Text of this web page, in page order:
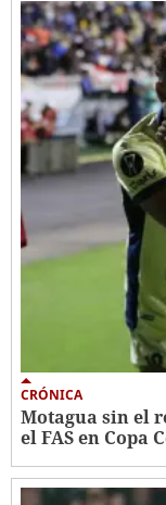
CRÓNICA
Motagua sin el
el FAS en Copa